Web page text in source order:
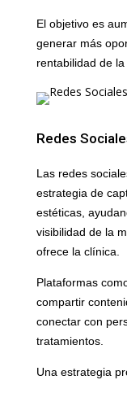
El objetivo es
generar más
rentabilidad de la
Redes
Las redes
estrategia de
estéticas,
visibilidad de la
ofrece la clínica.
Plataformas
compartir
conectar con
tratamientos.
Una estrategia